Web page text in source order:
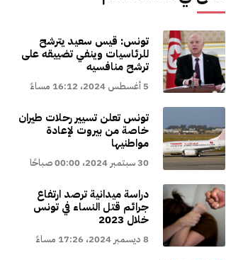
تونس: قيس سعيد يترشح
للرئاسيات وينفي تضييقه على
ترشح منافسيه
5 أغسطس 2024، 16:12 مساءً
تونس تعلن تسيير رحلات طيران
خاصة من بيروت لإعادة
مواطنيها
30 سبتمبر 2024، 00:00 صباحًا
دراسة ميدانية ترصد ارتفاع
جرائم قتل النساء في تونس
خلال 2023
8 ديسمبر 2024، 17:26 مساءً